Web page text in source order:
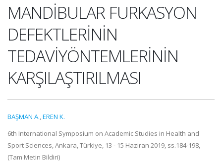
MANDİBULAR FURKASYON
DEFEKTLERİNİN
TEDAVİYÖNTEMLERİNİN
KARŞILAŞTIRILMASI
BAŞMAN A.,EREN K.
6th International Symposium on Academic Studies in Health and
Sport Sciences, Ankara, Türkiye, 13 - 15 Haziran 2019, ss.184-198,
(Tam Metin Bildiri)